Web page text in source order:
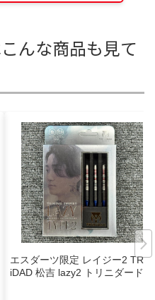
んな商品も見て
エスダーツ限定 レイジー2 TRiN
iDAD 松吉 lazy2 トリニダード